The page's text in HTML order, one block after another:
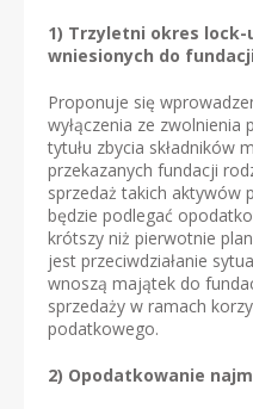
1) Trzyletni okres
wniesionych do fundacji
Proponuje się
wyłączenia ze
tytułu zbycia składników
przekazanych fundacji
sprzedaż takich aktywów
będzie podlegać
krótszy niż pierwotnie
jest przeciwdziałanie
wnoszą majątek do
sprzedaży w ramach
podatkowego.
2) Opodatkowanie